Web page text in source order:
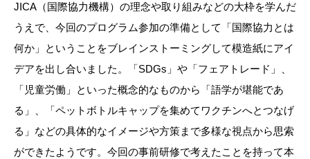
JICA（国際協力機構）の理念や取り組みなどの大枠を学んだ
うえで、今回のプログラム参加の準備として「国際協力とは
何か」ということをブレインストーミングして模造紙にアイ
デアを出し合いました。「SDGs」や「フェアトレード」、
「児童労働」といった概念的なものから「語学が堪能であ
る」、「ペットボトルキャップを集めてワクチンへとつなげ
る」などの具体的なイメージや方策まで多様な視点から思索
ができたようです。今回の事前研修で考えたことを持って本